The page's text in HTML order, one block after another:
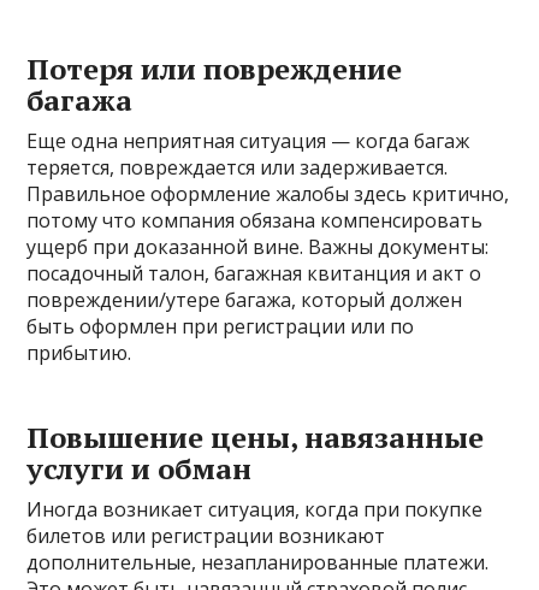
Потеря или повреждение
багажа
Еще одна неприятная ситуация — когда багаж
теряется, повреждается или задерживается.
Правильное оформление жалобы здесь критично,
потому что компания обязана компенсировать
ущерб при доказанной вине. Важны документы:
посадочный талон, багажная квитанция и акт о
повреждении/утере багажа, который должен
быть оформлен при регистрации или по
прибытию.
Повышение цены, навязанные
услуги и обман
Иногда возникает ситуация, когда при покупке
билетов или регистрации возникают
дополнительные, незапланированные платежи.